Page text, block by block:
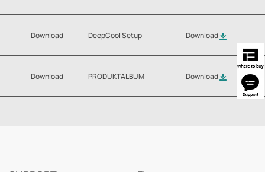
Download DeepCool Setup Download
Download PRODUKTALBUM Download